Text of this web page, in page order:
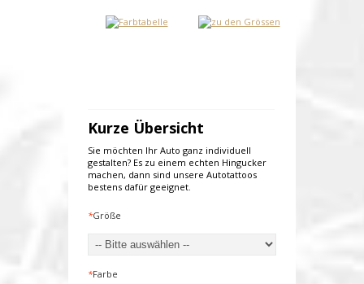
Kurze Übersicht
Sie möchten Ihr Auto ganz individuell
gestalten? Es zu einem echten Hingucker
machen, dann sind unsere Autotattoos
bestens dafür geeignet.
*Größe
*Farbe